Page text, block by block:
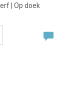
| Op doek